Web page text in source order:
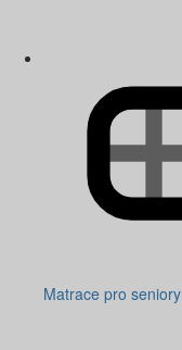
Matrace pro seniory